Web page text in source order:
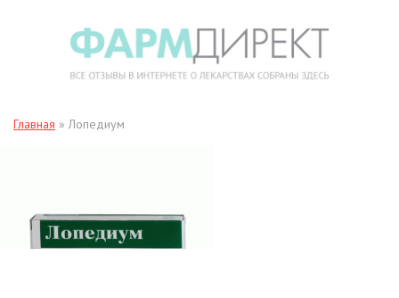
Главная »Лопедиум